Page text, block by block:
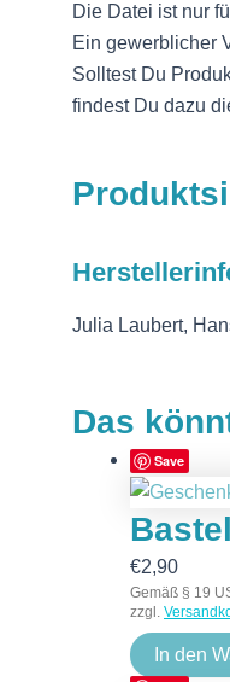
Die Datei ist nur
Ein gewerblicher
Solltest Du
findest Du dazu
Julia Laubert,
Das
Save
€2,90
Gemäß § 19
zzgl.
In den